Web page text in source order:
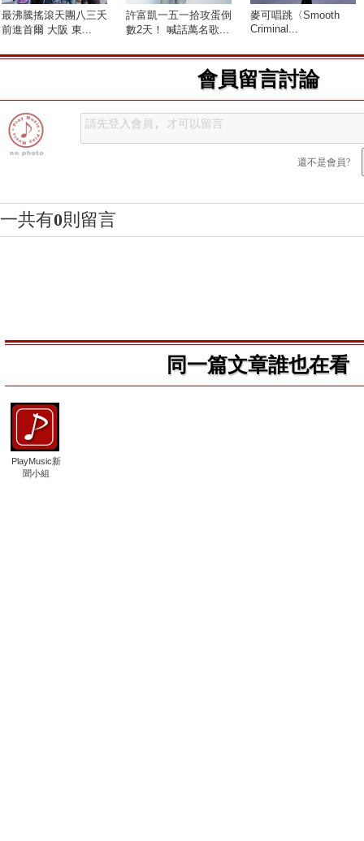
最沸騰搖滾天團八三夭
前進首爾 大阪 東...
許富凱一五一拾攻蛋倒
數2天！ 喊話萬名歌...
麥可唱跳〈Smooth
Criminal...
會員留言討論
還不是會員?
一共有0則留言
同一篇文章誰也在看
PlayMusic新
聞小組